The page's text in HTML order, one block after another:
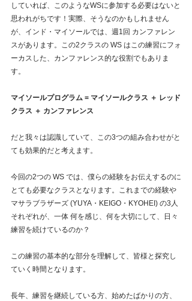
していれば、このようなWSに参加する必要はないと
思われがちです！実際、そうなのかもしれません
が、インド・マイソールでは、週1回 カンファレン
スがあります。この2クラスの WS はこの練習にフォ
ーカスした、カンファレンス的な役割でもありま
す。
マイソールプログラム = マイソールクラス ＋ レッド
クラス ＋ カンファレンス
だと我々は認識していて、この3つの組み合わせがと
ても効果的だと考えます。
今回の2つの WS では、僕らの経験をお伝えするのに
とても必要なクラスとなります。これまでの経験や
マサラブラザーズ (YUYA・KEIGO・KYOHEI) の3人
それぞれが、一体 何を感じ、何を大切にして、日々
練習を続けているのか？
この練習の基本的な部分を理解して、皆様と探究し
ていく時間となります。
長年、練習を継続している方、始めたばかりの方、